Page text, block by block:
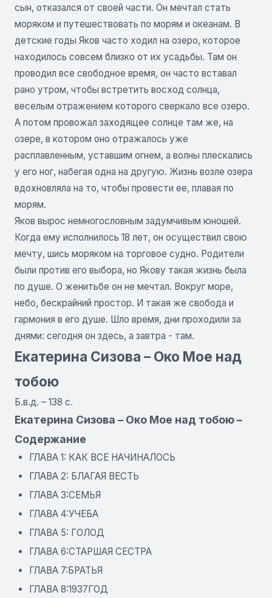
сын, отказался от своей части. Он мечтал стать
моряком и путешествовать по морям и океанам. В
детские годы Яков часто ходил на озеро, которое
находилось совсем близко от их усадьбы. Там он
проводил все свободное время, он часто вставал
рано утром, чтобы встретить восход солнца,
веселым отражением которого сверкало все озеро.
А потом провожал заходящее солнце там же, на
озере, в котором оно отражалось уже
расплавленным, уставшим огнем, а волны плескались
у его ног, набегая одна на другую. Жизнь возле озера
вдохновляла на то, чтобы провести ее, плавая по
морям.
Яков вырос немногословным задумчивым юношей.
Когда ему исполнилось 18 лет, он осуществил свою
мечту, шись моряком на торговое судно. Родители
были против его выбора, но Якову такая жизнь была
по душе. О женитьбе он не мечтал. Вокруг море,
небо, бескрайний простор. И такая же свобода и
гармония в его душе. Шло время, дни проходили за
днями: сегодня он здесь, а завтра - там.
Екатерина Сизова – Око Мое над
тобою
Б.в.д. – 138 с.
Екатерина Сизова – Око Мое над тобою –
Содержание
ГЛАВА 1: КАК ВСЕ НАЧИНАЛОСЬ
ГЛАВА 2: БЛАГАЯ ВЕСТЬ
ГЛАВА 3:СЕМЬЯ
ГЛАВА 4:УЧЕБА
ГЛАВА 5: ГОЛОД
ГЛАВА 6:СТАРШАЯ СЕСТРА
ГЛАВА 7:БРАТЬЯ
ГЛАВА 8:1937ГОД